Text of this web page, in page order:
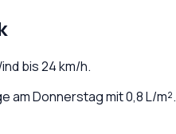
bis24km/h.
am Donnerstag mit 0,8 L/m².